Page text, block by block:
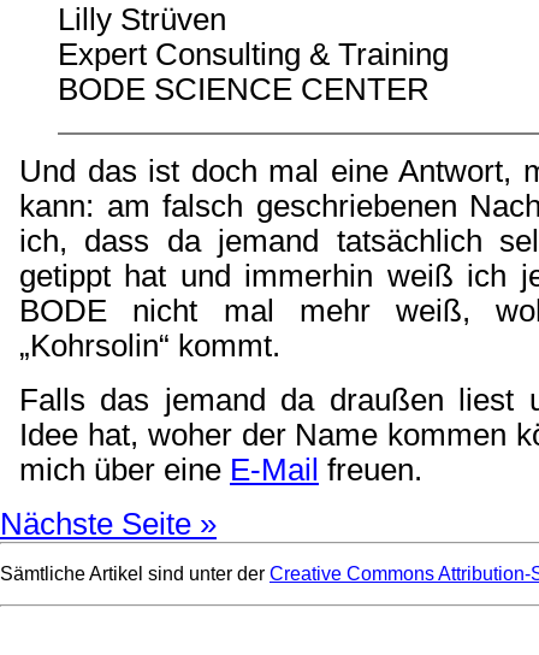
Lilly Strüven
Expert Consulting & Training
BODE SCIENCE CENTER
Und das ist doch mal eine Antwort,
kann: am falsch geschriebenen
ich, dass da jemand tatsächlich
getippt hat und immerhin weiß ich
BODE nicht mal mehr weiß,
„Kohrsolin“ kommt.
Falls das jemand da draußen liest
Idee hat, woher der Name kommen
mich über eine E-Mail freuen.
Nächste Seite »
Sämtliche Artikel sind unter der Creative Commons